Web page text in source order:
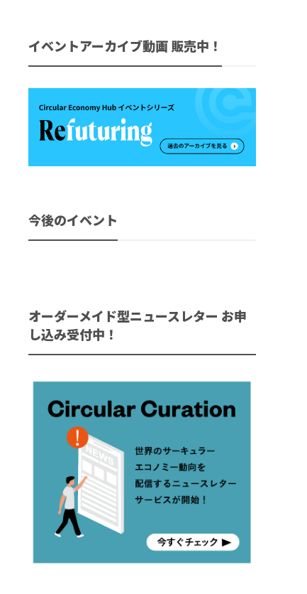
イベントアーカイブ動画 販売中！
今後のイベント
オーダーメイド型ニュースレター お申
し込み受付中！